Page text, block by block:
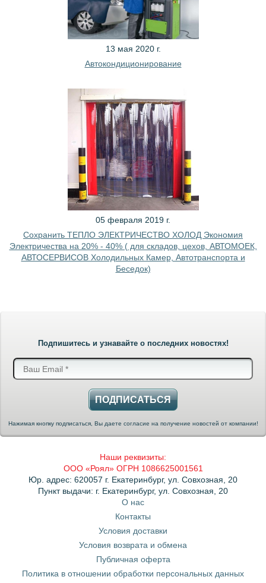
13 мая 2020 г.
Автокондиционирование
05 февраля 2019 г.
Сохранить ТЕПЛО ЭЛЕКТРИЧЕСТВО ХОЛОД Экономия
Электричества на 20% - 40% ( для складов, цехов, АВТОМОЕК,
АВТОСЕРВИСОВ Холодильных Камер, Автотранспорта и
Беседок)
Подпишитесь и узнавайте о последних новостях!
ПОДПИСАТЬСЯ
Нажимая кнопку подписаться, Вы даете согласие на получение новостей от компании!
Наши реквизиты:
ООО «Роял» ОГРН 1086625001561
Юр. адрес: 620057 г. Екатеринбург, ул. Совхозная, 20
Пункт выдачи: г. Екатеринбург, ул. Совхозная, 20
О нас
Контакты
Условия доставки
Условия возврата и обмена
Публичная оферта
Политика в отношении обработки персональных данных